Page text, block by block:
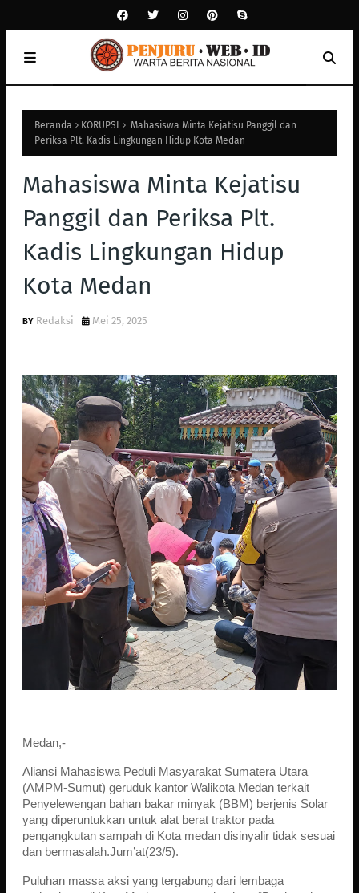
Beranda KORUPSI
Mahasiswa Minta Kejatisu Panggil dan
Periksa Plt. Kadis Lingkungan Hidup Kota Medan
Mahasiswa Minta Kejatisu
Panggil dan Periksa Plt.
Kadis Lingkungan Hidup
Kota Medan
Redaksi Mei 25, 2025
Medan,-
Aliansi Mahasiswa Peduli Masyarakat Sumatera Utara
(AMPM-Sumut) geruduk kantor Walikota Medan terkait
Penyelewengan bahan bakar minyak (BBM) berjenis Solar
yang diperuntukkan untuk alat berat traktor pada
pengangkutan sampah di Kota medan disinyalir tidak sesuai
dan bermasalah.Jum’at(23/5).
Puluhan massa aksi yang tergabung dari lembaga